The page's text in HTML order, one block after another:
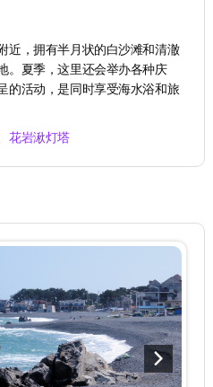
近，拥有半月状的白沙滩和清澈
。夏季，这里还会举办各种庆
的活动，是同时享受海水浴和旅
花岩湫灯塔